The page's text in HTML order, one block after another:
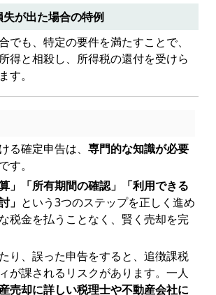
が出た場合の特例
でも、特定の要件を満たすことで、
得と相殺し、所得税の還付を受けら
す。
る確定申告は、 専門的な知識が必要
です。
」「所有期間の確認」「利用できる
」 という3つのステップを正しく進め
税金を払うことなく、賢く売却を完
り、誤った申告をすると、追徴課税
が課されるリスクがあります。一人
売却に詳しい税理士や不動産会社に